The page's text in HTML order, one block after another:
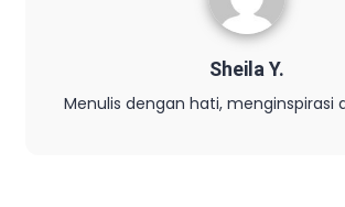
Sheila Y.
Menulis dengan hati, menginspirasi